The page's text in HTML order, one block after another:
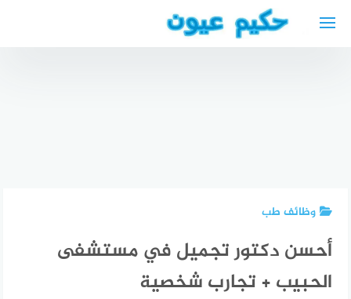
وظائف طب
أحسن دكتور تجميل في مستشفى
الحبيب + تجارب شخصية